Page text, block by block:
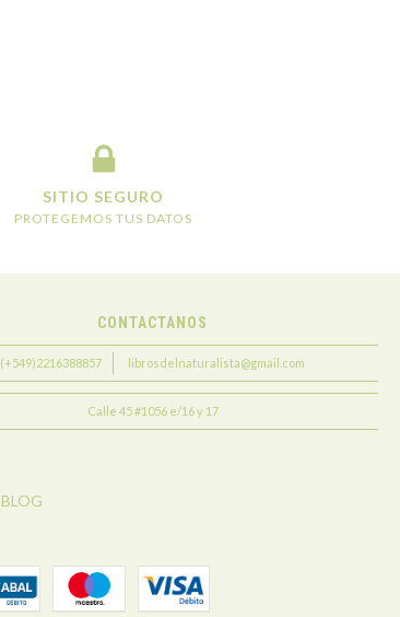
SITIO SEGURO
PROTEGEMOS TUS DATOS
CONTACTANOS
(+549)2216388857 librosdelnaturalista@gmail.com
Calle 45 #1056 e/16 y 17
BLOG